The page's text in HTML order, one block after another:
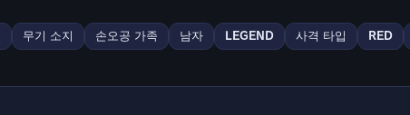
무기 소지 손오공 가족 남자 LEGEND 사격 타입 RED